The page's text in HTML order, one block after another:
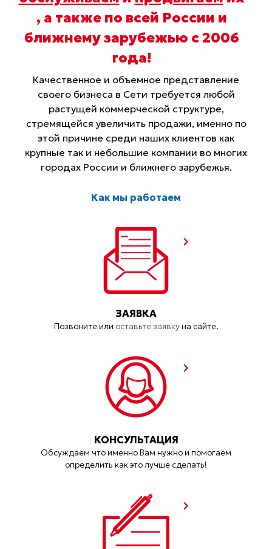
, а также по всей России и
ближнему зарубежью с 2006
года!
Качественное и объемное представление
своего бизнеса в Сети требуется любой
растущей коммерческой структуре,
стремящейся увеличить продажи, именно по
этой причине среди наших клиентов как
крупные так и небольшие компании во многих
городах России и ближнего зарубежья.
Как мы работаем
ЗАЯВКА
Позвоните или оставьте заявкуна сайте.
КОНСУЛЬТАЦИЯ
Обсуждаем что именно Вам нужно и помогаем
определить как это лучше сделать!